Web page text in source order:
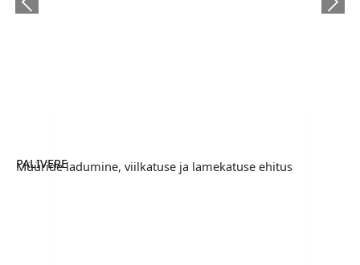
Previous Next
PALIVERE
Müüride ladumine, viilkatuse ja lamekatuse ehitus